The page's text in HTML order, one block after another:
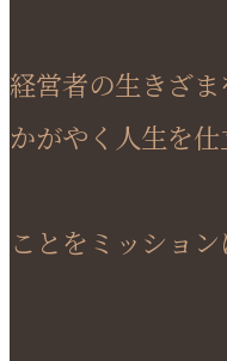
経営者の生きざ
かがやく人生を
ことをミッション